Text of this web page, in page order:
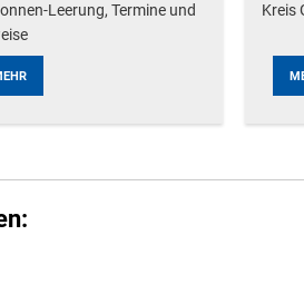
Leerung, Termine und
Kreis